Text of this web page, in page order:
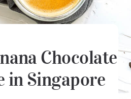
Chocolate
in Singapore